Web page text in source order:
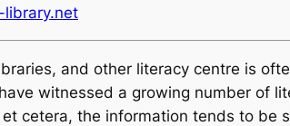
and other literacy centre is
witnessed a growing number of
cetera, the information tends to be